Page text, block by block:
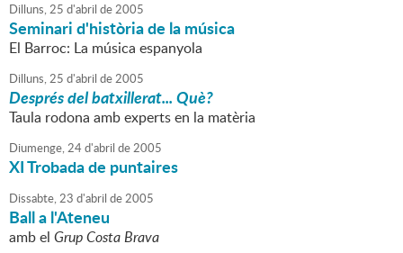
Dilluns,25 d'abril de2005
Seminari d'història de la música
El Barroc: La música espanyola
Dilluns,25 d'abril de2005
Després del batxillerat... Què?
Taula rodona amb experts en la matèria
Diumenge,24d'abril de2005
XI Trobada de puntaires
Dissabte,23 d'abril de2005
Ball a l'Ateneu
amb el Grup Costa Brava